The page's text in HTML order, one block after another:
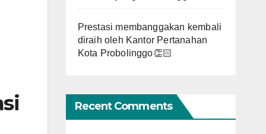
Prestasi membanggakan kembali
diraih oleh Kantor Pertanahan
Kota Probolinggo👏🏻
Recent Comments